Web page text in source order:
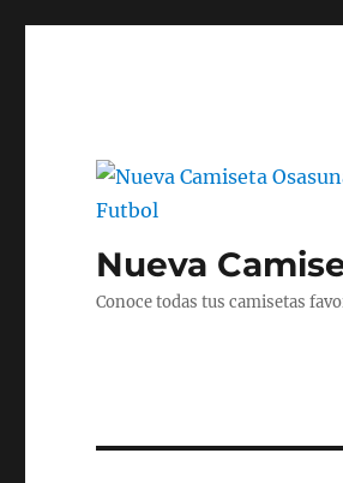
Nueva
Conoce todas tus camisetas